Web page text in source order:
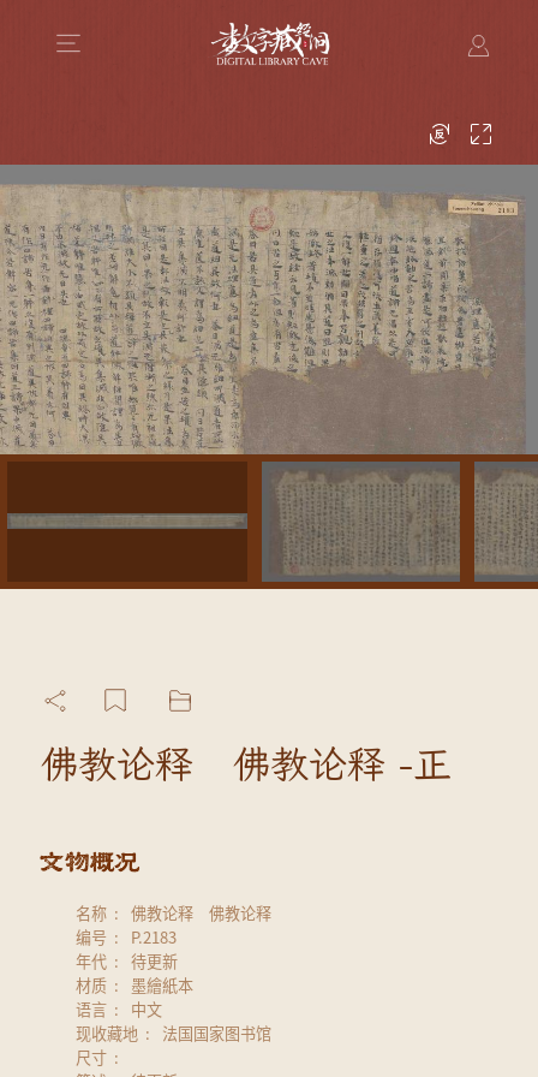
佛教论释 佛教论释 -正
名称
佛教论释 佛教论释
编号
P.2183
年代
待更新
材质
墨繪紙本
语言
中文
现收藏地
法国国家图书馆
尺寸